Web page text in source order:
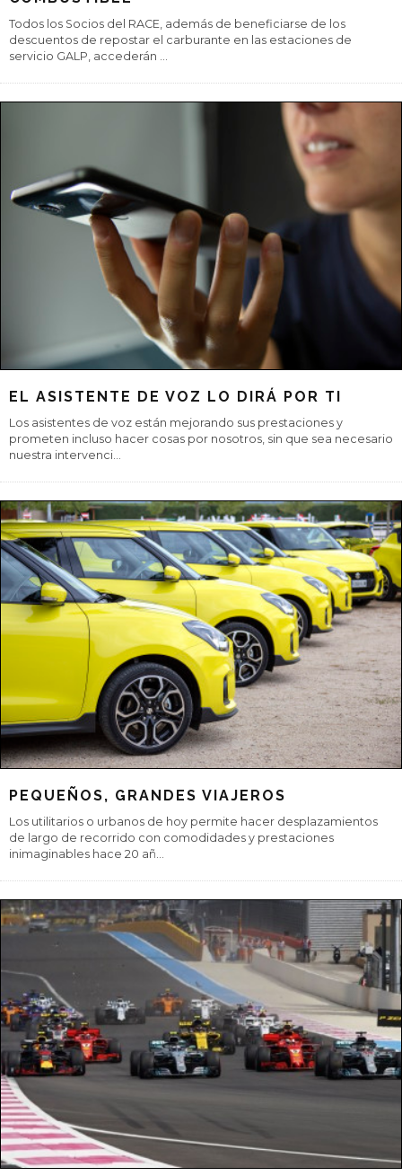
EL RACE Y GALP TE REGALAN 30 EUROS EN
COMBUSTIBLE
Todos los Socios del RACE, además de beneficiarse de los
descuentos de repostar el carburante en las estaciones de
servicio GALP, accederán...
EL ASISTENTE DE VOZ LO DIRÁ POR TI
Los asistentes de voz están mejorando sus prestaciones y
prometen incluso hacer cosas por nosotros, sin que sea necesario
nuestra intervenci ...
PEQUEÑOS, GRANDES VIAJEROS
Los utilitarios o urbanos de hoy permite hacer desplazamientos
de largo de recorrido con comodidades y prestaciones
inimaginables hace 20 añ...